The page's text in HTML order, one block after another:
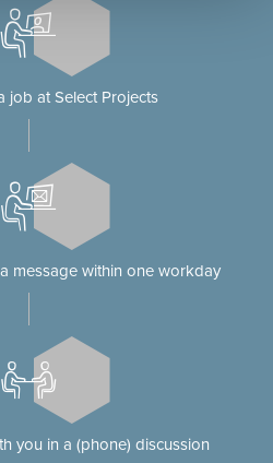
job at Select Projects
message within one workday
you in a (phone) discussion